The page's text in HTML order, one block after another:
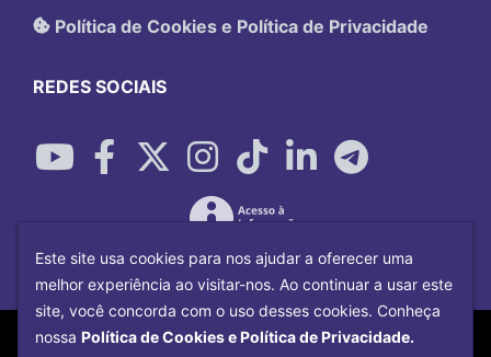
Política de Cookies e Política de Privacidade
REDES SOCIAIS
Copyright©2026Universidade Federal
Este site usa cookies para nos ajudar a oferecer uma
melhor experiência ao visitar-nos. Ao continuar a usar este
site, você concorda com o uso desses cookies. Conheça
nossa Política de Cookies e Política de Privacidade.